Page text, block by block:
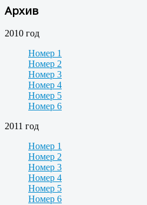
Архив
2010 год
Номер 1
Номер 2
Номер 3
Номер 4
Номер 5
Номер 6
2011 год
Номер 1
Номер 2
Номер 3
Номер 4
Номер 5
Номер 6